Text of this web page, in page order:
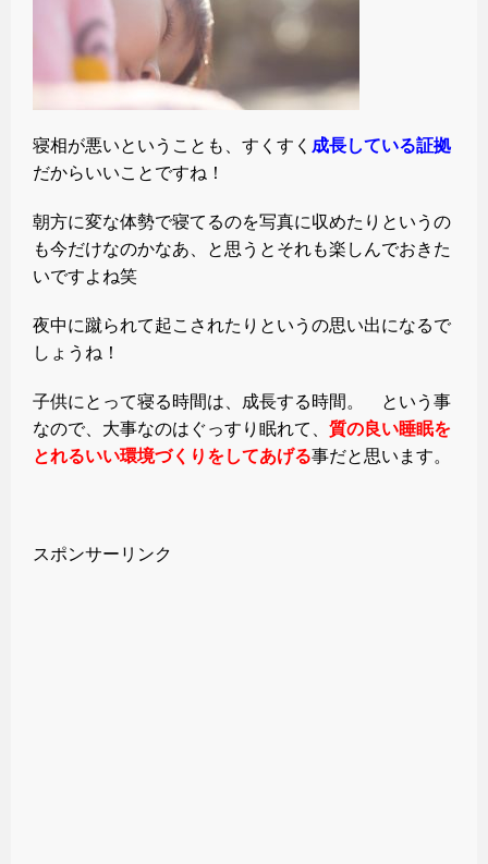
寝相が悪いということも、すくすく 成長している証拠
だからいいことですね！
朝方に変な体勢で寝てるのを写真に収めたりというの
も今だけなのかなあ、と思うとそれも楽しんでおきた
いですよね笑
夜中に蹴られて起こされたりというの思い出になるで
しょうね！
子供にとって寝る時間は、成長する時間。 という事
なので、大事なのはぐっすり眠れて、 質の良い睡眠を
とれるいい環境づくりをしてあげる事だと思います。
スポンサーリンク